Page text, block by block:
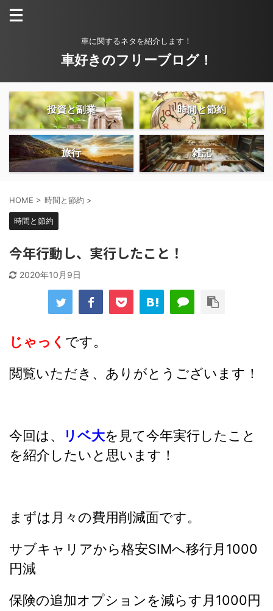
車に関するネタを紹介します！
車好きのフリーブログ！
投資と副業 時間と節約
旅行 雑記
HOME > 時間と節約 >
時間と節約
今年行動し、実行したこと！
2020年10月9日
じゃっく です。
閲覧いただき、ありがとうございます！
今回は、 リベ大を見て今年実行したこと
を紹介したいと思います！
まずは月々の費用削減面です。
サブキャリアから格安SIMへ移行月1000
円減
保険の追加オプションを減らす月1000円